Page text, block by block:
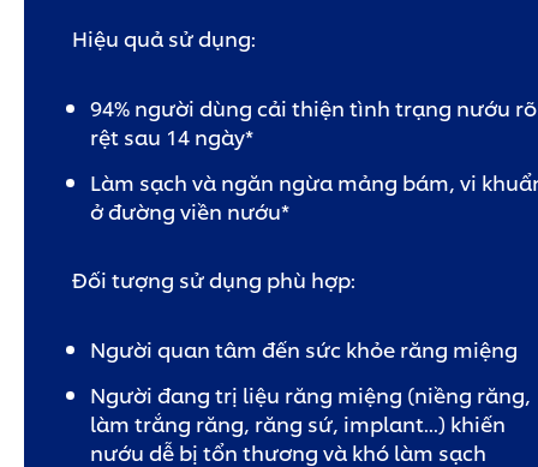
Hiệu quả sử dụng:
94% người dùng cải thiện tình trạng nướu rõ
rệt sau 14 ngày*
Làm sạch và ngăn ngừa mảng bám, vi
ở đường viền nướu*
Đối tượng sử dụng phù hợp:
Người quan tâm đến sức khỏe răng miệng
Người đang trị liệu răng miệng (niềng răng,
làm trắng răng, răng sứ, implant...) khiến
nướu dễ bị tổn thương và khó làm sạch